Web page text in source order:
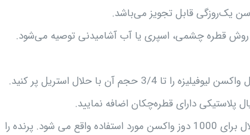
یک‌روزگی قابل تجویز می‌باشد.
از سرنگ و سوزن استریل جهت آماده‌سازی واکسن استفاده کنید. ویال واکسن لیوفیلیزه را تا 3/4 حجم آن با حلال استریل پر کنید.
پلاستیکی دارای قطره‌چکان اضافه نمایید.
بسته به اندازه قطرات حاصل از قطره چکان حدود 30 میلی‌لیتر از حلال برای 1000 دوز واکسن مورد استفاده واقع می شود. پرنده را